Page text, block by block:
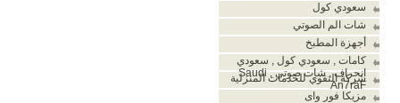
سعودي كول
شات الم الصوتي
أجهزة المطبخ
كامات , سعودي كول , سعودي
انحراف , شات صوتي , Saudi
An7raF
شركة التقوي للخدمات المنزلية
مزيكا فور واى